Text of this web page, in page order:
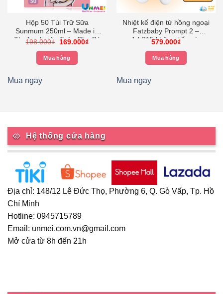
Hộp 50 Túi Trữ Sữa
Sunmum 250ml – Made in
Thailand – An Toàn Cho Bé
198.000₫
Giá
là:
198.000₫.
169.000₫Giá
Mua hàng
Mua ngay
Nhiệt kế điện tử hồng ngoại
Fatzbaby Prompt 2 –
Jxb315 không tiếp xúc
579.000₫
Mua hàng
Mua ngay
Hệ thống cửa hàng
Địa chỉ: 148/12 Lê Đức Thọ, Phường 6, Q. Gò Vấp, Tp. Hồ
Chí Minh
Hotline: 0945715789
Email: unmei.com.vn@gmail.com
Mở cửa từ 8h đến 21h